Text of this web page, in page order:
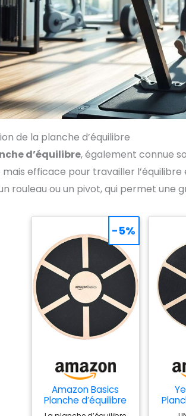
de la planche d’équilibre
d’équilibre, également connue
efficace pour travailler
rouleau ou un pivot, qui permet une
Amazon Basics
Planche d’équilibre
en bois, Noir
-5%
en